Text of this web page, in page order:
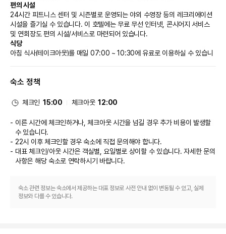
편의 시설
24시간 피트니스 센터 및 시즌별로 운영되는 야외 수영장 등의 레크리에이션
시설을 즐기실 수 있습니다. 이 호텔에는 무료 무선 인터넷, 콘시어지 서비스
및 연회장도 편의 시설/서비스로 마련되어 있습니다.
식당
아침 식사(테이크아웃)를 매일 07:00 ~ 10:30에 유료로 이용하실 수 있습니
대표적인 편의 시설과 서비스로는 컴퓨터 스테이션, 24시간 운영되는 프런트
개조 공사
수영장
숙소 정책
체크인 15:00 체크아웃 12:00
이른 시간에 체크인하거나, 체크아웃 시간을 넘길 경우 추가 비용이 발생할
수 있습니다.
22시 이후 체크인할 경우 숙소에 직접 문의해야 합니다.
대표 체크인/아웃 시간은 객실별, 요일별로 상이할 수 있습니다. 자세한 문의
사항은 해당 숙소로 연락하시기 바랍니다.
숙소 관련 정보는 숙소에서 제공하는 대표 정보로 사전 안내 없이 변동될 수 있고, 실제
정보와 다를 수 있습니다.